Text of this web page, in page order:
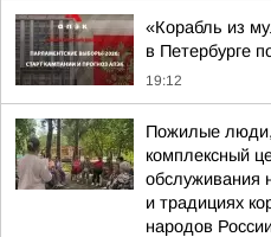
«Корабль из
в Петербурге
19:12
Пожилые
комплексный
обслуживания
и традициях
народов